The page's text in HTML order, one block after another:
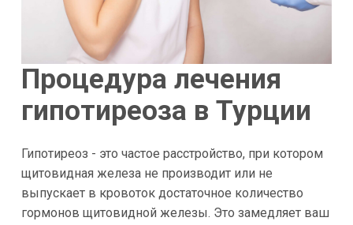
Процедура лечения
гипотиреоза в Турции
Гипотиреоз - это частое расстройство, при котором
щитовидная железа не производит или не
выпускает в кровоток достаточное количество
гормонов щитовидной железы. Это замедляет ваш